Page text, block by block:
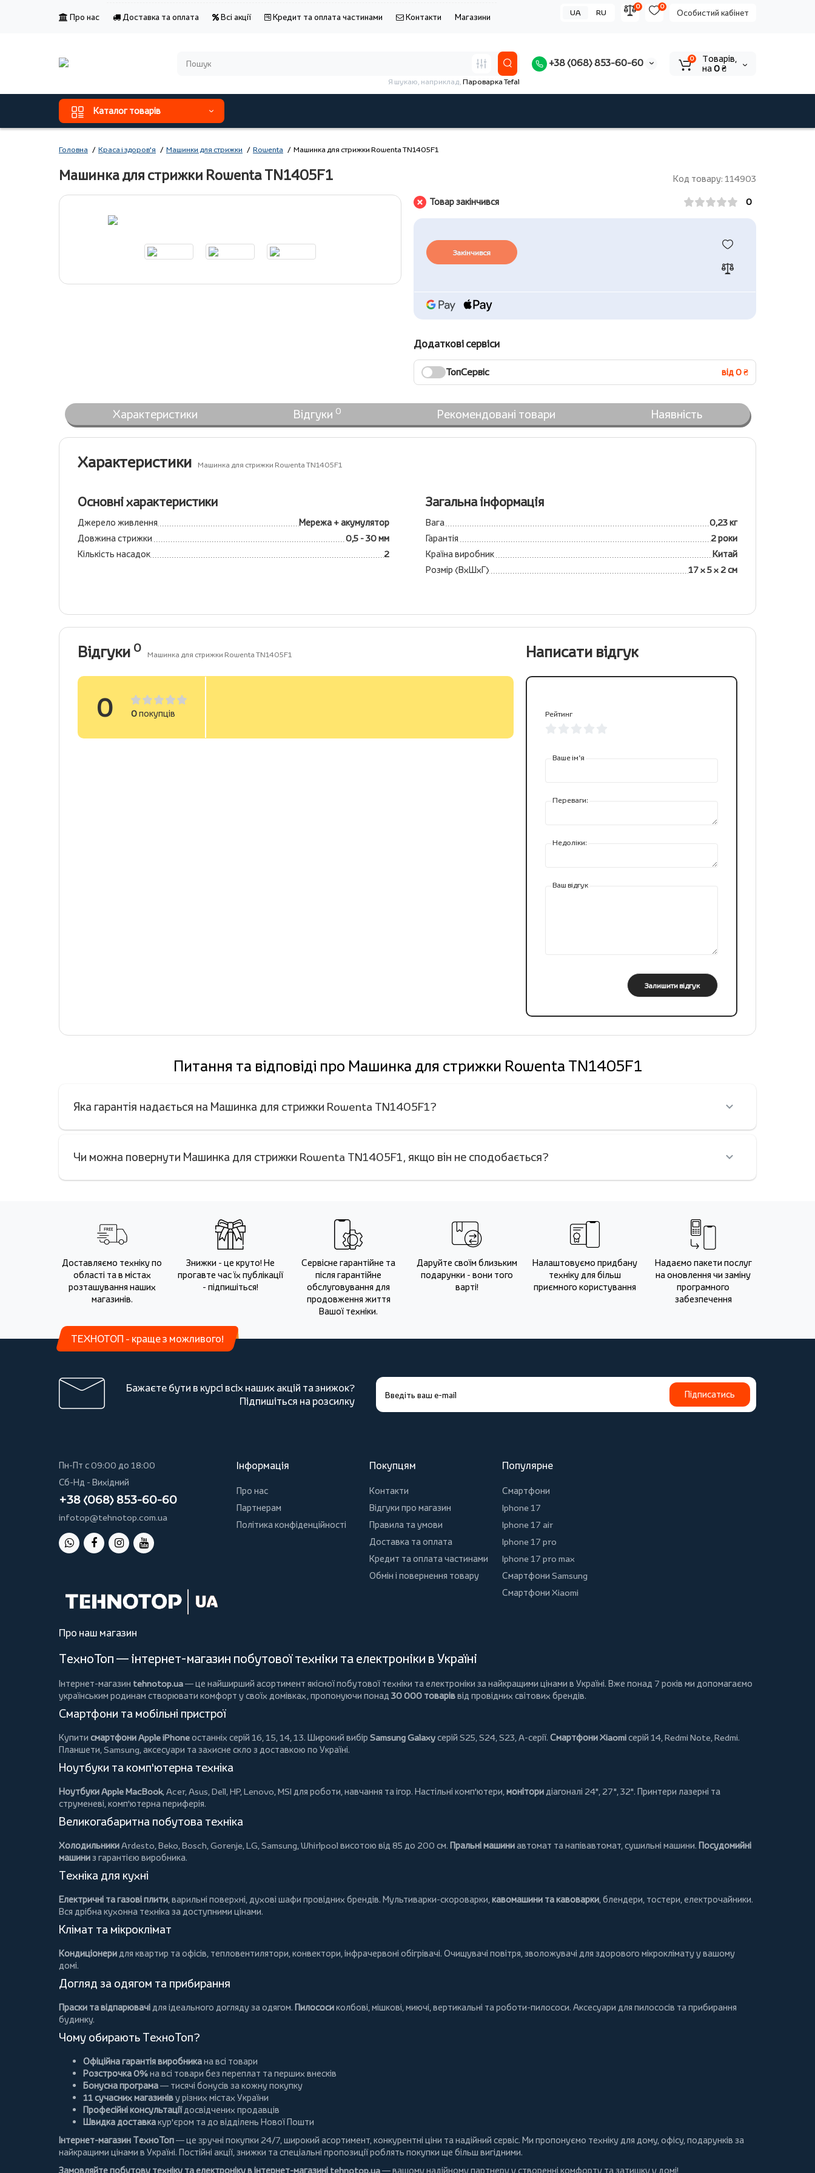
Про нас Доставка та оплата Всі акції Кредит та оплата частинами Контакти Магазини Особистий кабінет
0
0
UA RU
+38 (068) 853-60-60
Я шукаю, наприклад,Пароварка Tefal
0
Tоварів,
на0 ₴
Каталог товарів
Головна Краса і здоров'я Машинки для стрижки Rowenta Машинка для стрижки Rowenta TN1405F1
Код товару: 114903
Машинка для стрижки Rowenta TN1405F1
Товар закінчився 0
Закінчився
Додаткові сервіси
ТопСервіс від 0 ₴
Характеристики Відгуки 0 Рекомендовані товари Наявність
Характеристики Машинка для стрижки Rowenta TN1405F1
Основні характеристики
Джерело живлення
Мережа + акумулятор
Довжина стрижки
0,5 - 30 мм
Кількість насадок
2
Загальна інформація
Вага
0,23 кг
Гарантія
2 роки
Країна виробник
Китай
Розмір (ВхШхГ)
17 x 5 x 2 см
Відгуки 0 Машинка для стрижки Rowenta TN1405F1
0 0покупців
Написати відгук
Рейтинг
Ваше ім’я
Переваги:
Недоліки:
Ваш відгук
Залишити відгук
Питання та відповіді про Машинка для стрижки Rowenta TN1405F1
Яка гарантія надається на Машинка для стрижки Rowenta TN1405F1?
Чи можна повернути Машинка для стрижки Rowenta TN1405F1, якщо він не сподобається?
Доставляємо техніку по
області та в містах
розташування наших
магазинів.
Знижки - це круто! Не
прогавте час їх публікації
- підпишіться!
Сервісне гарантійне та
після гарантійне
обслуговування для
продовження життя
Вашої техніки.
Даруйте своїм близьким
подарунки - вони того
варті!
Налаштовуємо придбану
техніку для більш
приємного користування
Надаємо пакети послуг
на оновлення чи заміну
програмного
забезпечення
ТЕХНОТОП - краще з можливого!
Бажаєте бути в курсі всіх наших акцій та знижок?
Підпишіться на розсилку
Підписатись
Пн-Пт с 09:00 до 18:00
Сб-Нд - Вихідний
+38 (068) 853-60-60
infotop@tehnotop.com.ua
Інформація
Про нас
Партнерам
Політика конфіденційності
Покупцям
Контакти
Відгуки про магазин
Правила та умови
Доставка та оплата
Кредит та оплата частинами
Обмін і повернення товару
Популярне
Смартфони
Iphone 17
Iphone 17 air
Iphone 17 pro
Iphone 17 pro max
Смартфони Samsung
Смартфони Xiaomi
Про наш магазин
ТехноТоп — інтернет-магазин побутової техніки та електроніки в Україні
Інтернет-магазин tehnotop.ua— це найширший асортимент якісної побутової техніки та електроніки за найкращими цінами в Україні. Вже понад 7 років ми допомагаємо
українським родинам створювати комфорт у своїх домівках, пропонуючи понад 30 000 товаріввід провідних світових брендів.
Смартфони та мобільні пристрої
Купити смартфони Apple iPhoneостанніх серій 16, 15, 14, 13. Широкий вибір Samsung Galaxyсерій S25, S24, S23, A-серії. Смартфони Xiaomiсерій 14, Redmi Note, Redmi.
Планшети, Samsung, аксесуари тазахисне скло з доставкою по Україні.
Ноутбуки та комп'ютерна техніка
Ноутбуки Apple MacBook,Acer,Asus,Dell,HP,Lenovo,MSI для роботи, навчання та ігор. Настільні комп'ютери,моніторидіагоналі 24", 27", 32". Принтери лазерні та
струменеві, комп'ютерна периферія.
Великогабаритна побутова техніка
ХолодильникиArdesto,Beko,Bosch,Gorenje,LG,Samsung,Whirlpool висотою від 85 до 200 см. Пральні машиниавтомат та напівавтомат,сушильні машини. Посудомийні
машиниз гарантією виробника.
Техніка для кухні
Електричні та газові плити, варильні поверхні, духові шафи провідних брендів. Мультиварки-скороварки,кавомашини та кавоварки,блендери, тостери,електрочайники.
Вся дрібна кухонна техніка за доступними цінами.
Клімат та мікроклімат
Кондиціонеридля квартир та офісів, тепловентилятори,конвектори,інфрачервоні обігрівачі. Очищувачі повітря, зволожувачі для здорового мікроклімату у вашому
домі.
Догляд за одягом та прибирання
Праски та відпарювачідля ідеального догляду за одягом. Пилососиколбові,мішкові,миючі,вертикальні тароботи-пилососи. Аксесуари для пилососів та прибирання
будинку.
Чому обирають ТехноТоп?
Офіційна гарантія виробникана всі товари
Розстрочка 0%на всі товари без переплат та перших внесків
Бонусна програма— тисячі бонусів за кожну покупку
11 сучасних магазиніву різних містах України
Професійні консультаціїдосвідчених продавців
Швидка доставкакур'єром та до відділень Нової Пошти
Інтернет-магазин ТехноТоп— це зручні покупки 24/7, широкий асортимент, конкурентні ціни та надійний сервіс. Ми пропонуємо техніку для дому, офісу, подарунків за
найкращими цінами в Україні. Постійні акції, знижки та спеціальні пропозиції роблять покупки ще більш вигідними.
Замовляйте побутову техніку та електроніку в інтернет-магазині tehnotop.ua— вашому надійному партнеру у створенні комфорту та затишку у домі!